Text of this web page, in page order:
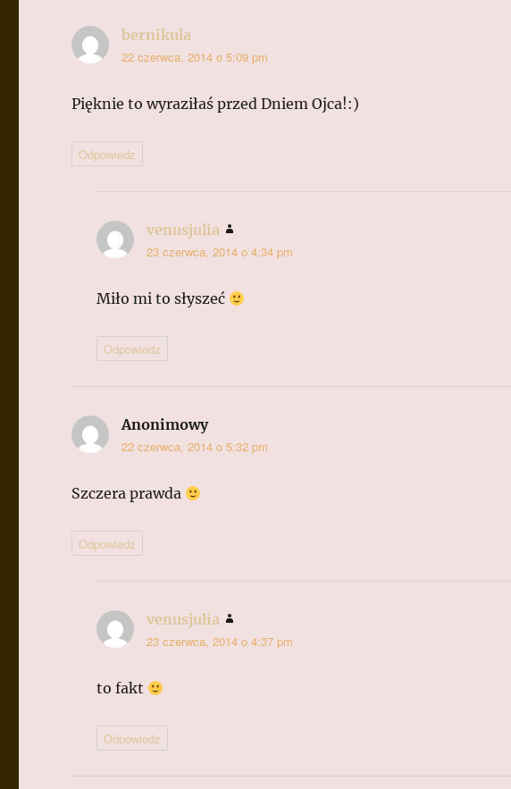
bernikula
22 czerwca, 2014 o 5:09 pm
Pięknie to wyraziłaś przed Dniem Ojca!:)
Odpowiedz
venusjulia
23 czerwca, 2014 o 4:34 pm
Miło mi to słyszeć
Odpowiedz
Anonimowypisze:
22 czerwca, 2014 o 5:32 pm
Szczera prawda
Odpowiedz
venusjulia
23 czerwca, 2014 o 4:37 pm
to fakt
Odpowiedz